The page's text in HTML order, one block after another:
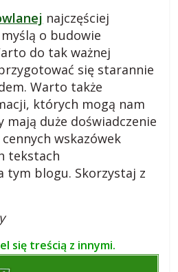
najczęściej
o budowie
do tak ważnej
się starannie
Warto także
których mogą nam
duże doświadczenie
wskazówek
tekstach
tym blogu. Skorzystaj z
się treścią z innymi.